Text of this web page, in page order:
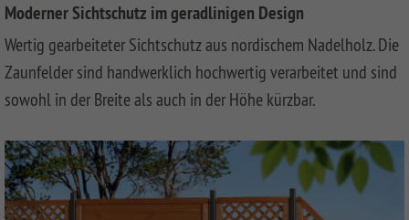
SYSTEM
XL
SYSTEM
ALU
SYSTEM
RHOMBUS
SYSTEM
SYSTEM
PLUS
SYSTEM
FLOW
NEO
PLATINUM
SYSTEM
WPC
XL
SYSTEM
WPC
PLATINUM
Softwood
Fences,
VPI
Wood
SYSTEM
NEO
HOLZ
Front
Garden
Fences
Moderner Sichtschutz im geradlinigen Design
Wertig gearbeiteter Sichtschutz aus nordischem Nadelholz. Die
Zaunfelder sind handwerklich hochwertig verarbeitet und sind
sowohl in der Breite als auch in der Höhe kürzbar.